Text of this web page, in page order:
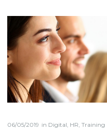
Jour :
6
mai
2019
06/05/2019 in Digital HR Training